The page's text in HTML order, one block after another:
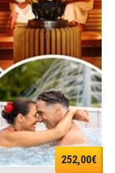
252,00€